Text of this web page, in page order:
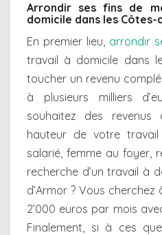
Arrondir ses fins de
domicile dans les Côtes-
En premier lieu, arrondir
travail à domicile dans
toucher un revenu
à plusieurs milliers
souhaitez des
hauteur de votre travail
salarié, femme au foyer,
recherche d’un travail à
d’Armor ? Vous
2’000 euros par mois
Finalement, si à ces